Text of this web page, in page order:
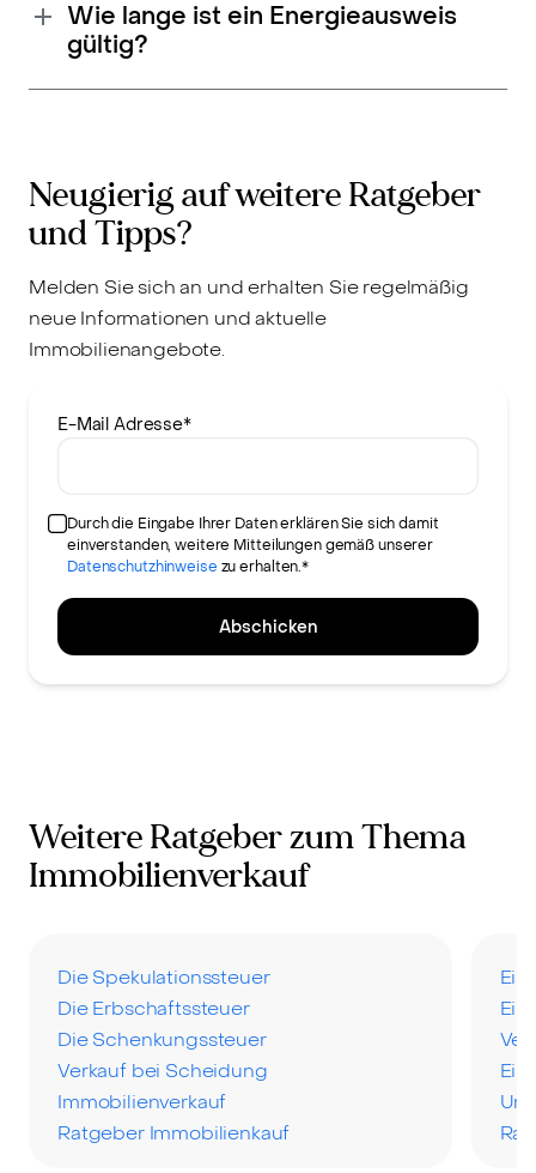
Wie lange ist ein Energieausweis
gültig?
Neugierig auf weitere Ratgeber
und Tipps?
Melden Sie sich an und erhalten Sie regelmäßig
neue Informationen und aktuelle
Immobilienangebote.
E-Mail Adresse*
Durch die Eingabe Ihrer Daten erklären Sie sich damit
einverstanden, weitere Mitteilungen gemäß unserer
Datenschutzhinweise zu erhalten.*
Abschicken
Weitere Ratgeber zum Thema
Immobilienverkauf
Die Spekulationssteuer
Die Erbschaftssteuer
Die Schenkungssteuer
Verkauf bei Scheidung
Immobilienverkauf
Ratgeber Immobilienkauf
Ein
Ein